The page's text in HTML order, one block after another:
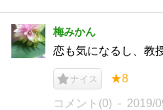
梅みかん
恋も気になるし、教
ナイス ★8
コメント(0) 2019/